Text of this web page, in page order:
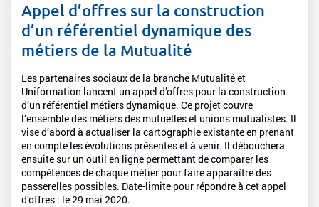
Appel d’offres sur la construction
d’un référentiel dynamique des
métiers de la Mutualité
Les partenaires sociaux de la branche Mutualité et
Uniformation lancent un appel d’offres pour la construction
d’un référentiel métiers dynamique. Ce projet couvre
l’ensemble des métiers des mutuelles et unions mutualistes. Il
vise d’abord à actualiser la cartographie existante en prenant
en compte les évolutions présentes et à venir. Il débouchera
ensuite sur un outil en ligne permettant de comparer les
compétences de chaque métier pour faire apparaître des
passerelles possibles. Date-limite pour répondre à cet appel
d’offres : le 29 mai 2020.